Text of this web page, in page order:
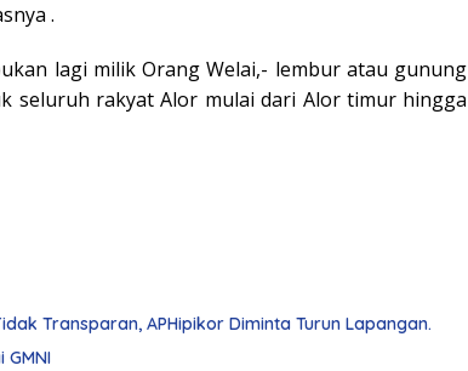
.
lagi milik Orang Welai,- lembur atau gunung
seluruh rakyat Alor mulai dari Alor timur hingga
Transparan, APHipikor Diminta Turun Lapangan.
GMNI